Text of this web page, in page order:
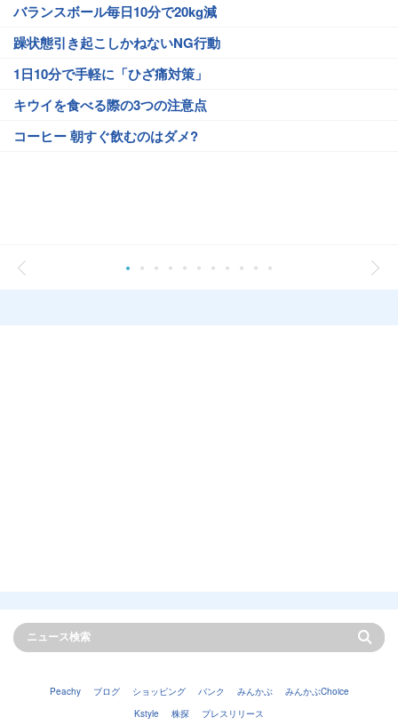
バランスボール毎日10分で20kg減
躁状態引き起こしかねないNG行動
1日10分で手軽に「ひざ痛対策」
キウイを食べる際の3つの注意点
コーヒー 朝すぐ飲むのはダメ?
Peachy ブログ ショッピング バンク みんかぶ
みんかぶChoice
Kstyle
株探 プレスリリース